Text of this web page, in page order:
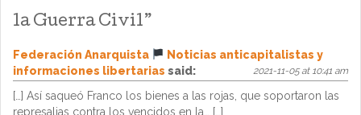
la Guerra Civil”
Federación Anarquista
Noticias anticapitalistas y
informaciones libertarias said: 2021-11-05 at 10:41 am
[…] Así saqueó Franco los bienes a las rojas, que soportaron las
represalias contra los vencidos en la… […]